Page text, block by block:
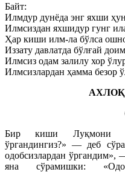
Байт:
Илмдур дунёда энг яхши
Илмсиздан яхшидур гунг
Ҳар киши илм-ла бўлса
Иззату давлатда бўлғай
Илмсиз одам залилу хор
Илмсизлардан ҳамма безор
Бир киши Луқмони
ўргандингиз?» — деб
одобсизлардан
яна сўрамишки: